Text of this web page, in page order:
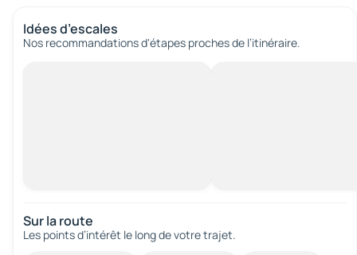
Idées d’escales
Nos recommandations d'étapes proches de l’itinéraire.
Sur la route
Les points d’intérêt le long de votre trajet.